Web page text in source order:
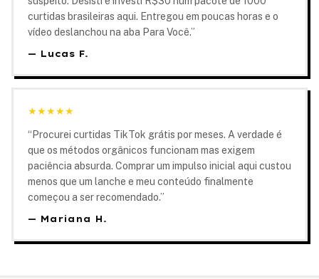
curtidas brasileiras aqui. Entregou em poucas horas e o
vídeo deslanchou na aba Para Você.”
— Lucas F.
★★★★★
“ Procurei curtidas TikTok grátis por meses. A verdade é
que os métodos orgânicos funcionam mas exigem
paciência absurda. Comprar um impulso inicial aqui custou
menos que um lanche e meu conteúdo finalmente
começou a ser recomendado.”
— Mariana H.